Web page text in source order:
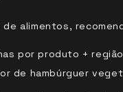
alimentos,
por produto + região
de hambúrguer